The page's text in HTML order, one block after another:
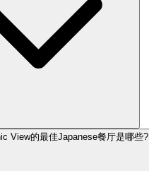
View的最佳Japanese餐厅是哪些?